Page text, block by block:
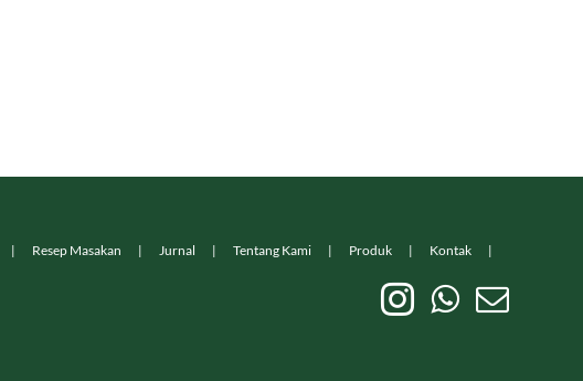
Resep Masakan Jurnal Tentang Kami Produk Kontak